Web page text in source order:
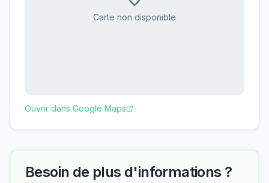
Carte non disponible
Ouvrir dans Google Maps
Besoin de plus d'informations ?